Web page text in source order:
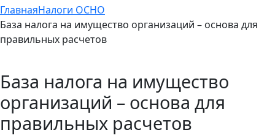
ГлавнаяНалоги ОСНО
База налога на имущество организаций – основа для
правильных расчетов
База налога на имущество
организаций – основа для
правильных расчетов